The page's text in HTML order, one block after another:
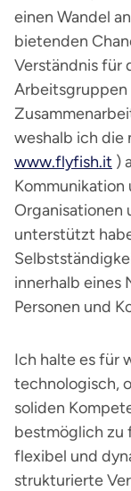
einen Wandel
bietenden
Verständnis für
Arbeitsgruppen
weshalb ich die
www.flyfish.it )
Organisationen
unterstützt
innerhalb eines
Personen und
Ich halte es für
technologisch,
soliden
bestmöglich zu
flexibel und
strukturierte